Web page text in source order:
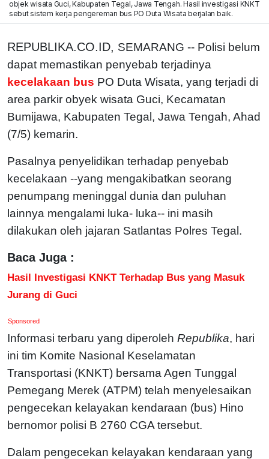
objek wisata Guci, Kabupaten Tegal, Jawa Tengah. Hasil investigasi KNKT
sebut sistem kerja pengereman bus PO Duta Wisata berjalan baik.
REPUBLIKA.CO.ID, SEMARANG -- Polisi belum
dapat memastikan penyebab terjadinya
kecelakaan bus PO Duta Wisata, yang terjadi di
area parkir obyek wisata Guci, Kecamatan
Bumijawa, Kabupaten Tegal, Jawa Tengah, Ahad
(7/5) kemarin.
Pasalnya penyelidikan terhadap penyebab
kecelakaan --yang mengakibatkan seorang
penumpang meninggal dunia dan puluhan
lainnya mengalami luka- luka-- ini masih
dilakukan oleh jajaran Satlantas Polres Tegal.
Baca Juga :
Hasil Investigasi KNKT Terhadap Bus yang Masuk
Jurang di Guci
Sponsored
Informasi terbaru yang diperoleh Republika, hari
ini tim Komite Nasional Keselamatan
Transportasi (KNKT) bersama Agen Tunggal
Pemegang Merek (ATPM) telah menyelesaikan
pengecekan kelayakan kendaraan (bus) Hino
bernomor polisi B 2760 CGA tersebut.
Dalam pengecekan kelayakan kendaraan yang